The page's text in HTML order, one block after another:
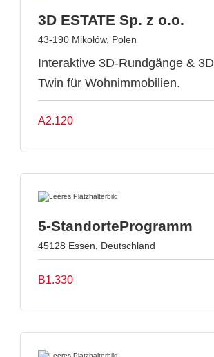
3D ESTATE Sp. z o.o.
43-190 Mikołów, Polen
Interaktive 3D-Rundgänge & 3D
Twin für Wohnimmobilien.
A2.120
5-StandorteProgramm
45128 Essen, Deutschland
B1.330